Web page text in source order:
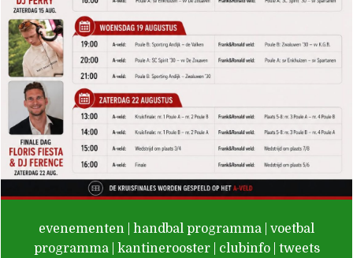
De Valken
evenementen handbal programma
voetbal
programma
kantinerooster clubinfo tweets